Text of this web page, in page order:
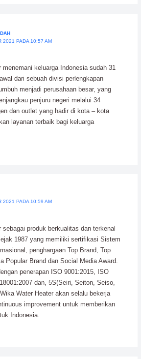
2021 PADA 10:57 AM
keluarga Indonesia sudah 31
dari sebuah divisi perlengkapan
menjadi perusahaan besar, yang
penjuru negeri melalui 34
dan outlet yang hadir di kota – kota
layanan terbaik bagi keluarga
2021 PADA 10:59 AM
sebagai produk berkualitas dan terkenal
1987 yang memiliki sertifikasi Sistem
penghargaan Top Brand, Top
Popular Brand dan Social Media Award.
penerapan ISO 9001:2015, ISO
dan, 5S(Seiri, Seiton, Seiso,
Water Heater akan selalu bekerja
improvement untuk memberikan
Indonesia.